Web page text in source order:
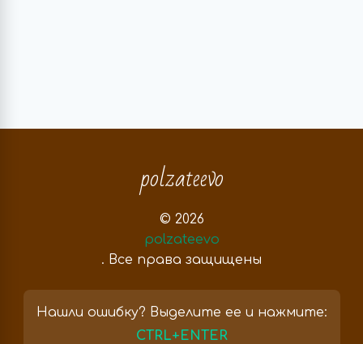
polzateevo
© 2026
polzateevo
. Все права защищены
Нашли ошибку? Выделите ее и нажмите:
CTRL+ENTER